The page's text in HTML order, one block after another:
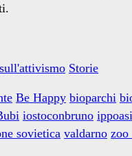
Storie
Be Happy bioparchi
iostoconbruno ippoasi
sovietica valdarno zoo